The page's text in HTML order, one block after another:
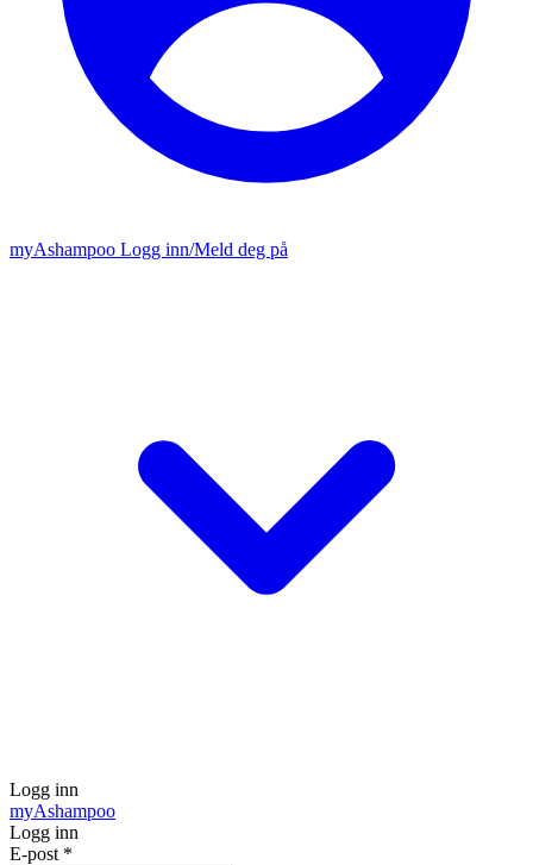
myAshampoo Logg inn/Meld deg på
Logg inn
myAshampoo
Logg inn
E-post *